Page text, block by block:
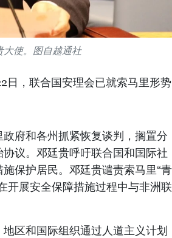
大使。图自越通社
，联合国安理会已就索马里形势
府和各州抓紧恢复谈判，搁置分
议。邓廷贵呼吁联合国和国际社
保护居民。邓廷贵谴责索马里“青
开展安全保障措施过程中与非洲联
区和国际组织通过人道主义计划